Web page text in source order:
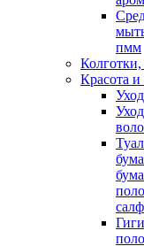
пмм
Красота и